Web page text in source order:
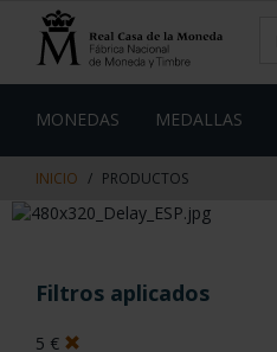
contenido
de
MONEDAS MEDALLAS
INICIO PRODUCTOS
Filtros aplicados
5 €